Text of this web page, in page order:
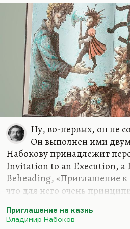
Ну, во-первых, он не
Он выполнен ими
Набокову принадлежит
Invitation to an Execution,
Beheading, «Приглашение к
что для него очень
понимаете, какие-то вещи
Приглашение на казнь
Владимир Набоков